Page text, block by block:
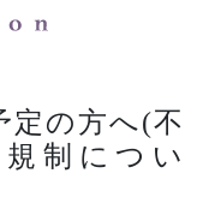
定の方へ(不
制につい